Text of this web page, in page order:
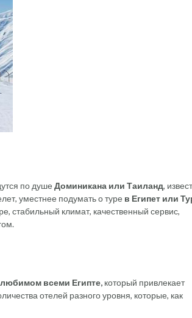
по душе Доминикана или Таиланд,
уместнее подумать о туре в Египет или
стабильный климат, качественный сервис,
всеми Египте, который привлекает
отелей разного уровня, которые, как